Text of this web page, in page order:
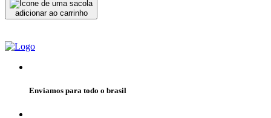
adicionar ao carrinho
Enviamos para todo o brasil